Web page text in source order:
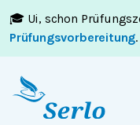
🎓 Ui, schon
Prüfungsvorbereitung.
Springe zumInhalt